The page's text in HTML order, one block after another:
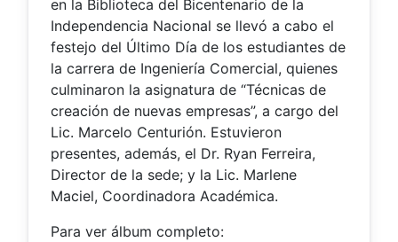
en la Biblioteca del Bicentenario de la
Independencia Nacional se llevó a cabo el
festejo del Último Día de los estudiantes de
la carrera de Ingeniería Comercial, quienes
culminaron la asignatura de “Técnicas de
creación de nuevas empresas”, a cargo del
Lic. Marcelo Centurión. Estuvieron
presentes, además, el Dr. Ryan Ferreira,
Director de la sede; y la Lic. Marlene
Maciel, Coordinadora Académica.
Para ver álbum completo: